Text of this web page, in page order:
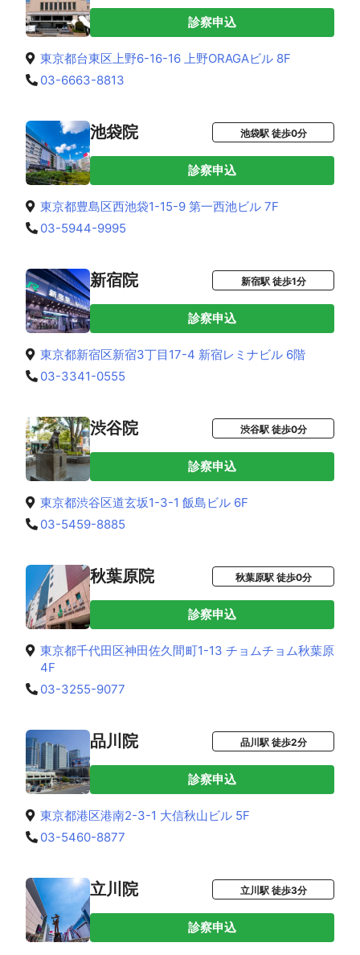
診察申込
東京都台東区上野6-16-16 上野ORAGAビル 8F
03-6663-8813
池袋院 池袋駅 徒歩0分
診察申込
東京都豊島区西池袋1-15-9 第一西池ビル 7F
03-5944-9995
新宿院 新宿駅 徒歩1分
診察申込
東京都新宿区新宿3丁目17-4 新宿レミナビル 6階
03-3341-0555
渋谷院 渋谷駅 徒歩0分
診察申込
東京都渋谷区道玄坂1-3-1 飯島ビル 6F
03-5459-8885
秋葉原院 秋葉原駅 徒歩0分
診察申込
東京都千代田区神田佐久間町1-13 チョムチョム秋葉原
4F
03-3255-9077
品川院 品川駅 徒歩2分
診察申込
東京都港区港南2-3-1 大信秋山ビル 5F
03-5460-8877
立川院 立川駅 徒歩3分
診察申込